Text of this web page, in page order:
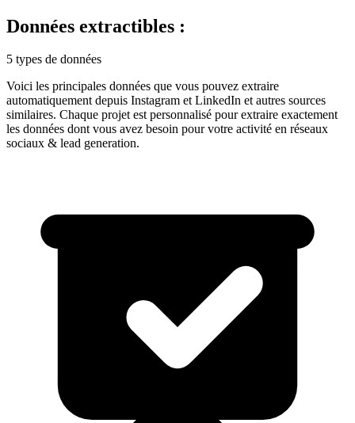
Données extractibles :
5 types de données
Voici les principales données que vous pouvez extraire
automatiquement depuis Instagram et LinkedIn et autres sources
similaires. Chaque projet est personnalisé pour extraire exactement
les données dont vous avez besoin pour votre activité en réseaux
sociaux & lead generation.